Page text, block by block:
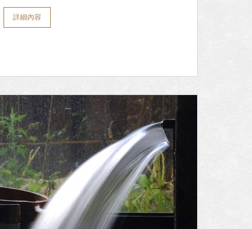
詳細內容